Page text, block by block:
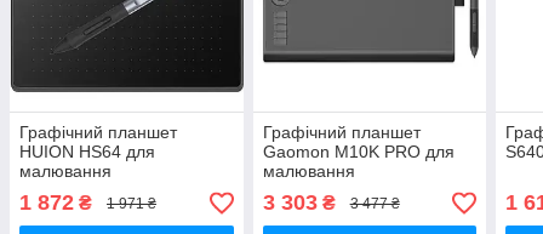
Графічний планшет
HUION HS64 для
малювання
1 872 ₴ 1 971 ₴
Графічний планшет
Gaomon M10K PRO для
малювання
3 303₴ 3 477 ₴ 1